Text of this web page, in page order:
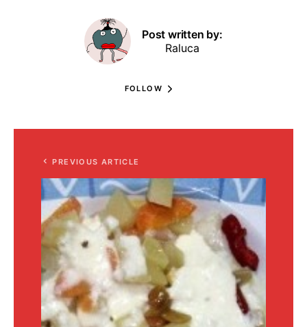
Post written by:
Raluca
FOLLOW
PREVIOUS ARTICLE